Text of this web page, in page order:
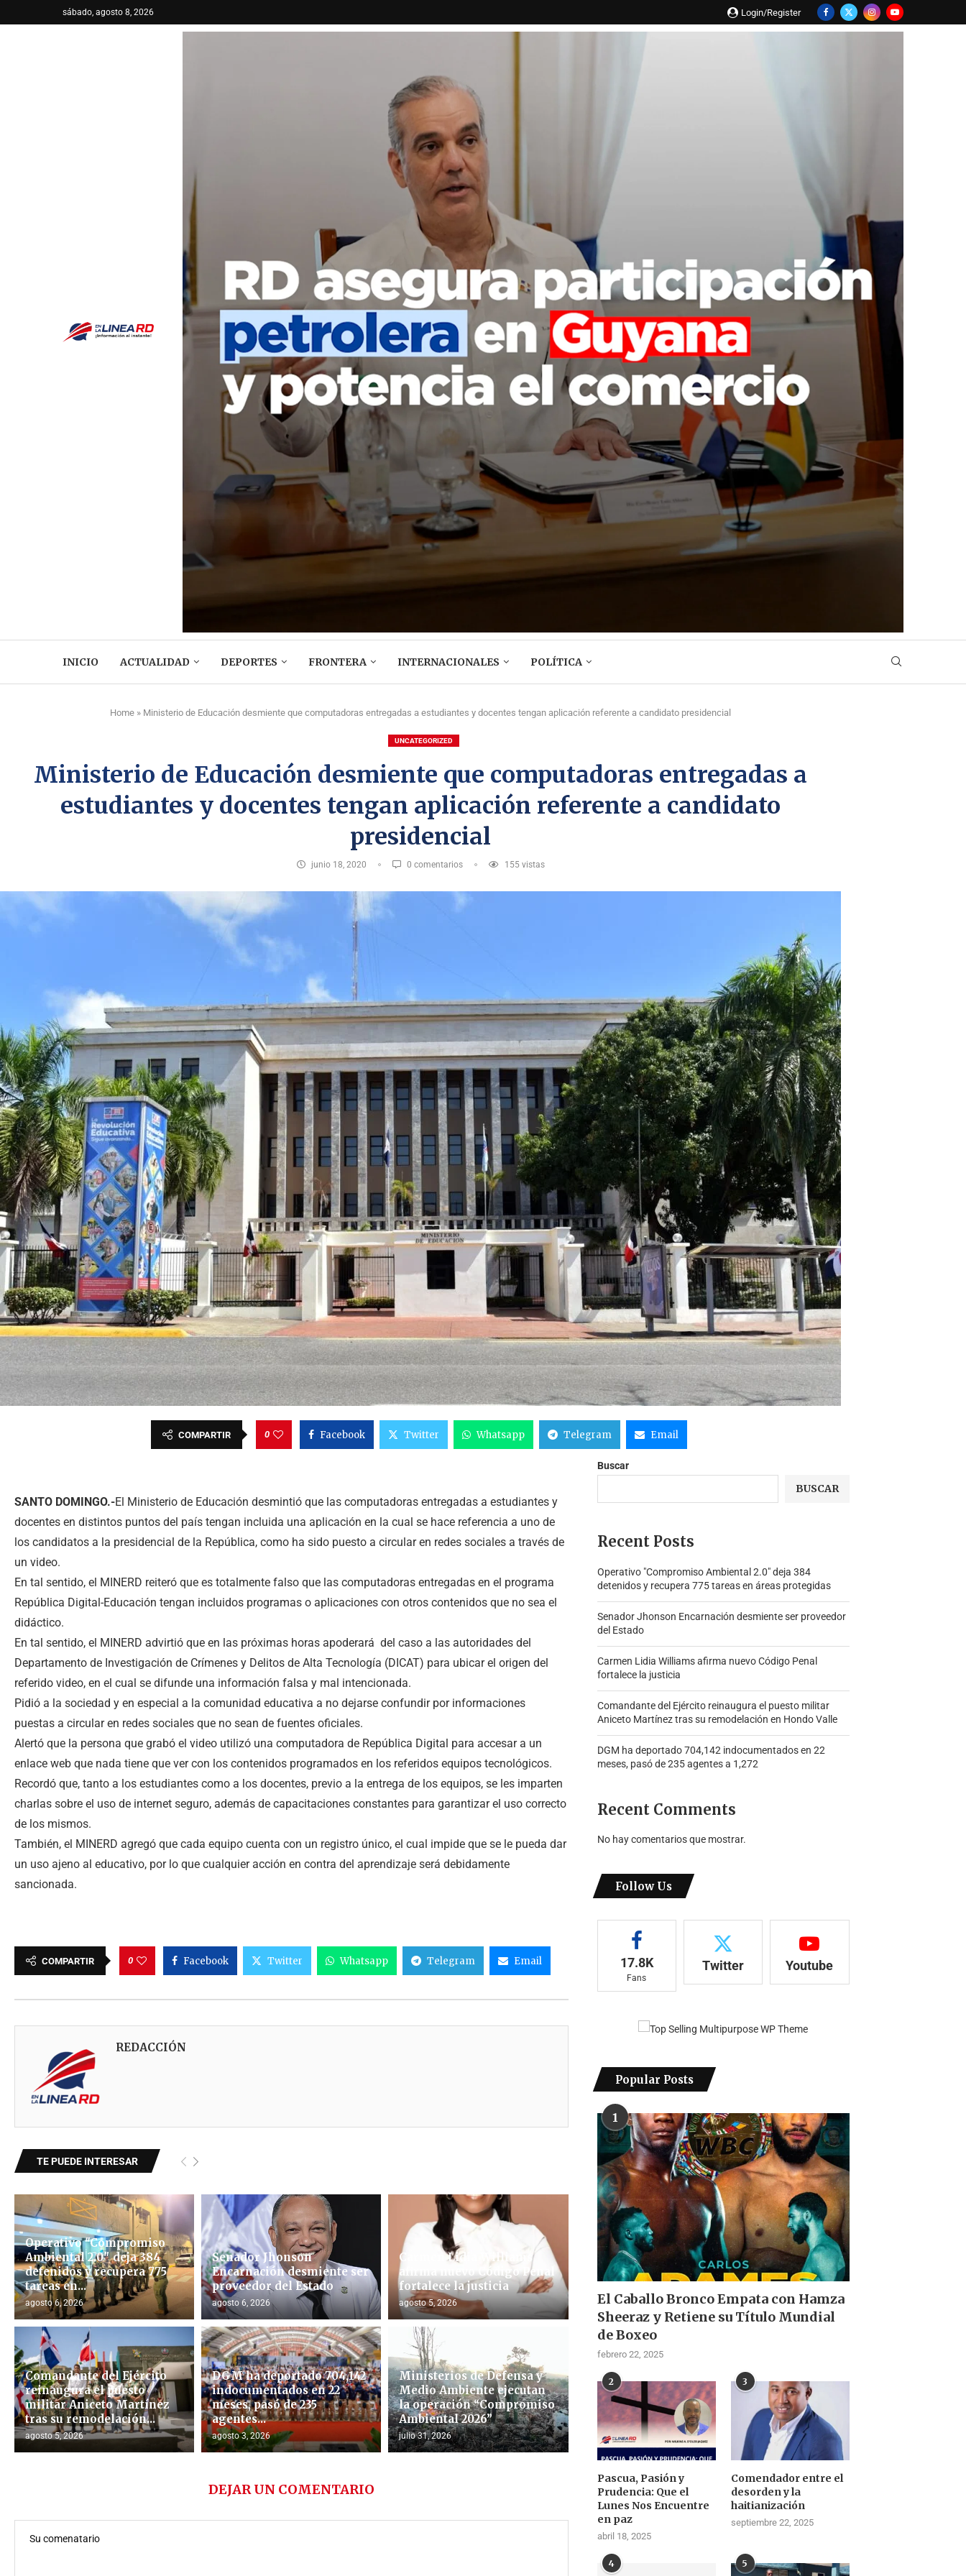
sábado, agosto 8, 2026 Login/Register
INICIO ACTUALIDAD DEPORTES FRONTERA INTERNACIONALES POLÍTICA
Home » Ministerio de Educación desmiente que computadoras entregadas a estudiantes y docentes tengan aplicación referente a candidato presidencial
UNCATEGORIZED
Ministerio de Educación desmiente que computadoras entregadas a
estudiantes y docentes tengan aplicación referente a candidato
presidencial
junio 18, 2020 0 comentarios 155 vistas
COMPARTIR 0 Facebook Twitter Whatsapp Telegram Email
SANTO DOMINGO.-El Ministerio de Educación desmintió que las computadoras entregadas a estudiantes y
docentes en distintos puntos del país tengan incluida una aplicación en la cual se hace referencia a uno de
los candidatos a la presidencial de la República, como ha sido puesto a circular en redes sociales a través de
un video.
En tal sentido, el MINERD reiteró que es totalmente falso que las computadoras entregadas en el programa
República Digital-Educación tengan incluidos programas o aplicaciones con otros contenidos que no sea el
didáctico.
En tal sentido, el MINERD advirtió que en las próximas horas apoderará del caso a las autoridades del
Departamento de Investigación de Crímenes y Delitos de Alta Tecnología (DICAT) para ubicar el origen del
referido video, en el cual se difunde una información falsa y mal intencionada.
Pidió a la sociedad y en especial a la comunidad educativa a no dejarse confundir por informaciones
puestas a circular en redes sociales que no sean de fuentes oficiales.
Alertó que la persona que grabó el video utilizó una computadora de República Digital para accesar a un
enlace web que nada tiene que ver con los contenidos programados en los referidos equipos tecnológicos.
Recordó que, tanto a los estudiantes como a los docentes, previo a la entrega de los equipos, se les imparten
charlas sobre el uso de internet seguro, además de capacitaciones constantes para garantizar el uso correcto
de los mismos.
También, el MINERD agregó que cada equipo cuenta con un registro único, el cual impide que se le pueda dar
un uso ajeno al educativo, por lo que cualquier acción en contra del aprendizaje será debidamente
sancionada.
COMPARTIR 0 Facebook Twitter Whatsapp Telegram Email
REDACCIÓN
TE PUEDE INTERESAR
Operativo "Compromiso
Ambiental 2.0″ deja 384
detenidos y recupera 775
tareas en...
agosto 6, 2026
Senador Jhonson
Encarnación desmiente ser
proveedor del Estado
agosto 6, 2026
Carmen Lidia Williams
afirma nuevo Código Penal
fortalece la justicia
agosto 5, 2026
Comandante del Ejército
reinaugura el puesto
militar Aniceto Martínez
tras su remodelación...
agosto 5, 2026
DGM ha deportado 704,142
indocumentados en 22
meses, pasó de 235
agentes...
agosto 3, 2026
Ministerios de Defensa y
Medio Ambiente ejecutan
la operación “Compromiso
Ambiental 2026”
julio 31, 2026
DEJAR UN COMENTARIO
Buscar
BUSCAR
Recent Posts
Operativo "Compromiso Ambiental 2.0″ deja 384
detenidos y recupera 775 tareas en áreas protegidas
Senador Jhonson Encarnación desmiente ser proveedor
del Estado
Carmen Lidia Williams afirma nuevo Código Penal
fortalece la justicia
Comandante del Ejército reinaugura el puesto militar
Aniceto Martínez tras su remodelación en Hondo Valle
DGM ha deportado 704,142 indocumentados en 22
meses, pasó de 235 agentes a 1,272
Recent Comments
No hay comentarios que mostrar.
Follow Us
17.8K
Fans
Twitter Youtube
Popular Posts
1
El Caballo Bronco Empata con Hamza
Sheeraz y Retiene su Título Mundial
de Boxeo
febrero 22, 2025
2
Pascua, Pasión y
Prudencia: Que el
Lunes Nos Encuentre
en paz
abril 18, 2025
3
Comendador entre el
desorden y la
haitianización
septiembre 22, 2025
4 5